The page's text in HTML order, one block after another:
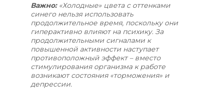
Важно:«Холодные» цвета с оттенками
синего нельзя использовать
продолжительное время, поскольку они
гиперактивно влияют на психику. За
продолжительными сигналами к
повышенной активности наступает
противоположный эффект – вместо
стимулирования организма к работе
возникают состояния «торможения» и
депрессии.